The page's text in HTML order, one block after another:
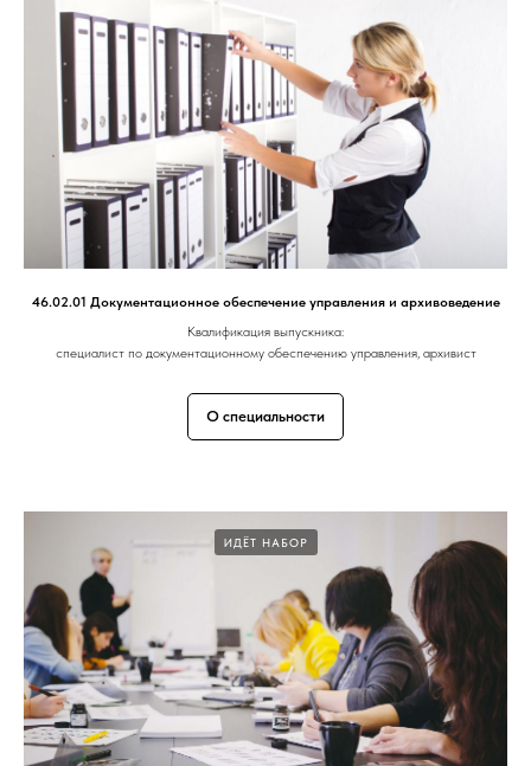
46.02.01 Документационное обеспечение управления и архивоведение
Квалификация выпускника:
специалист по документационному обеспечению управления, архивист
О специальности
ИДЁТ НАБОР